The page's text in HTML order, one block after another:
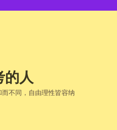
的人
不同，自由理性皆容纳